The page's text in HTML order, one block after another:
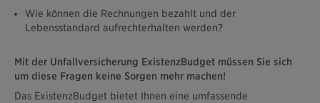
Wie können die Rechnungen bezahlt und der
Lebensstandard aufrechterhalten werden?
Mit der Unfallversicherung ExistenzBudget müssen Sie sich
um diese Fragen keine Sorgen mehr machen!
Das ExistenzBudget bietet Ihnen eine umfassende